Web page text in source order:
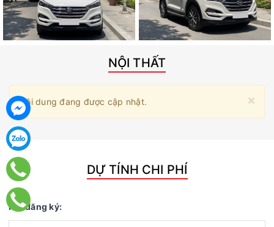
NỘI THẤT
×
Nội dung đang được cập nhật.
DỰ TÍNH CHI PHÍ
Nơi đăng ký: